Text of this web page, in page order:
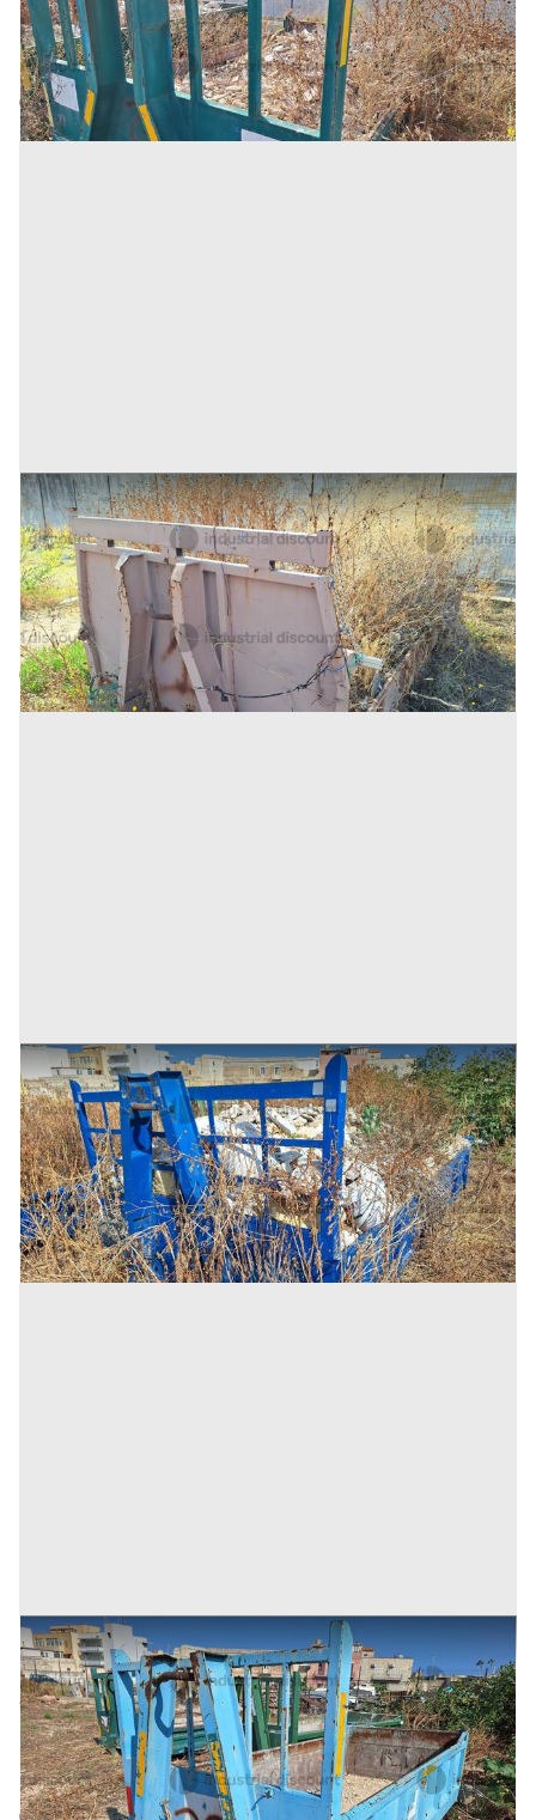
Inserito il: 19/11/2025
Trapani
(Trapani)
Annuncio scaduto
Codice annuncio: 726436479
21#9242 Cassone scarrabile da 3mc
Inserito il: 19/11/2025
Trapani
(Trapani)
Annuncio scaduto
Prezzo
250 €
Codice annuncio: 859764065
18#9242 Cassone scarrabile da 3mc
Inserito il: 19/11/2025
Trapani (Trapani)
Annuncio scaduto
Prezzo
250 €
Codice annuncio:619737810
16#9242 Cassone scarrabile da 3mc
Inserito il: 19/11/2025
Trapani (Trapani)
Prezzo
375 €
Codice annuncio: 939388138